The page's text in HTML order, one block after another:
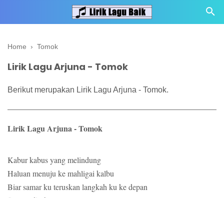
Home › Tomok
Lirik Lagu Arjuna - Tomok
Berikut merupakan Lirik Lagu Arjuna - Tomok.
Lirik Lagu Arjuna - Tomok
Kabur kabus yang melindung
Haluan menuju ke mahligai kalbu
Biar samar ku teruskan langkah ku ke depan